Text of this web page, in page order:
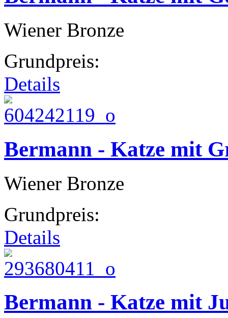
Wiener Bronze
Grundpreis:
Details
Bermann - Katze mit
Wiener Bronze
Grundpreis:
Details
Bermann - Katze mit